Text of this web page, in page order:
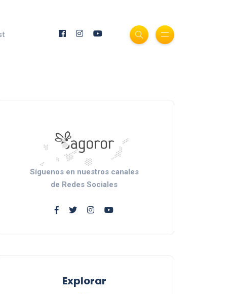
Síguenos en nuestros canales
de Redes Sociales
Explorar